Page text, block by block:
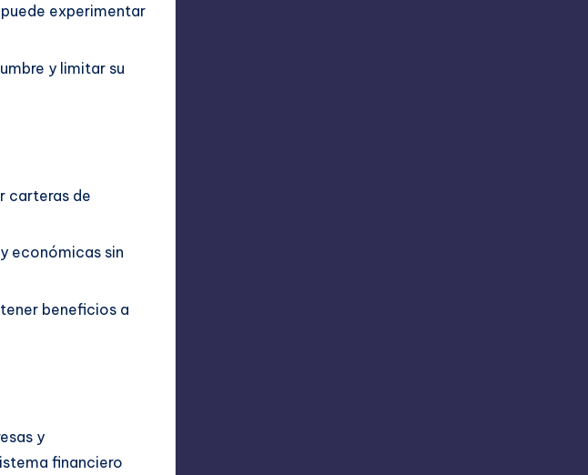
experimentar
y limitar su
carteras de
económicas sin
beneficios a
y
financiero